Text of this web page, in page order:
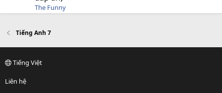
The Funny
Tiếng Anh 7
Tiếng Việt
Liên hệ